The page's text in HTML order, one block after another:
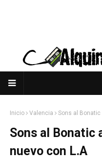
Inicio Valencia Sons al Bonatic
Sons al Bonatic
nuevo con L.A